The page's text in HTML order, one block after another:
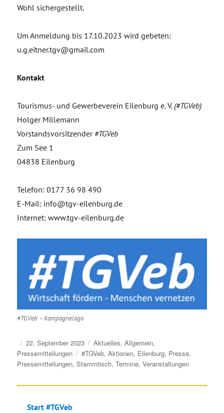
Wohl sichergestellt.
Um Anmeldung bis 17.10.2023 wird gebeten:
u.g.eitner.tgv@gmail.com
Kontakt
Tourismus- und Gewerbeverein Eilenburg e. V.(#TGVeb)
Holger Millemann
Vorstandsvorsitzender #TGVeb
Zum See 1
04838 Eilenburg
Telefon: 0177 36 98 490
E-Mail: info@tgv-eilenburg.de
Internet: www.tgv-eilenburg.de
#TGVeb – Kampagnelogo
Veröffentlicht
am
22. September 2023 Kategorien
Aktuelles,Allgemein,
Pressemitteilungen
Schlagwörter
#TGVeb,Aktionen, Eilenburg, Presse,
Pressemitteilungen,Stammtisch,Termine,Veranstaltungen
Start #TGVeb